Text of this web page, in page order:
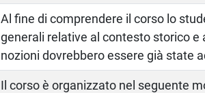
Al fine di comprendere il corso lo
generali relative al contesto storico e
nozioni dovrebbero essere già state
Il corso è organizzato nel seguente